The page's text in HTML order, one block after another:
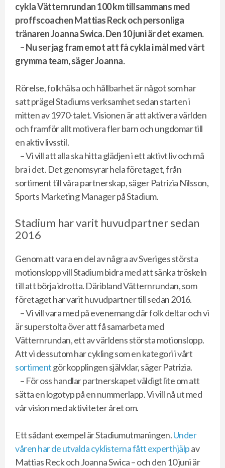
cykla Vätternrundan 100 km tillsammans med
proffscoachen Mattias Reck och personliga
tränaren Joanna Swica. Den 10 juni är det examen.
– Nu ser jag fram emot att få cykla i mål med vårt
grymma team, säger Joanna.
Rörelse, folkhälsa och hållbarhet är något som har
satt prägel Stadiums verksamhet sedan starten i
mitten av 1970-talet. Visionen är att aktivera världen
och framför allt motivera fler barn och ungdomar till
en aktiv livsstil.
– Vi vill att alla ska hitta glädjen i ett aktivt liv och må
bra i det. Det genomsyrar hela företaget, från
sortiment till våra partnerskap, säger Patrizia Nilsson,
Sports Marketing Manager på Stadium.
Stadium har varit huvudpartner sedan
2016
Genom att vara en del av några av Sveriges största
motionslopp vill Stadium bidra med att sänka tröskeln
till att börja idrotta. Däribland Vätternrundan, som
företaget har varit huvudpartner till sedan 2016.
– Vi vill vara med på evenemang där folk deltar och vi
är superstolta över att få samarbeta med
Vätternrundan, ett av världens största motionslopp.
Att vi dessutom har cykling som en kategori i vårt
sortimentgör kopplingen självklar, säger Patrizia.
– För oss handlar partnerskapet väldigt lite om att
sätta en logotyp på en nummerlapp. Vi vill nå ut med
vår vision med aktiviteter året om.
Ett sådant exempel är Stadiumutmaningen.Under
våren har de utvalda cyklisterna fått experthjälpav
Mattias Reck och Joanna Swica – och den 10 juni är